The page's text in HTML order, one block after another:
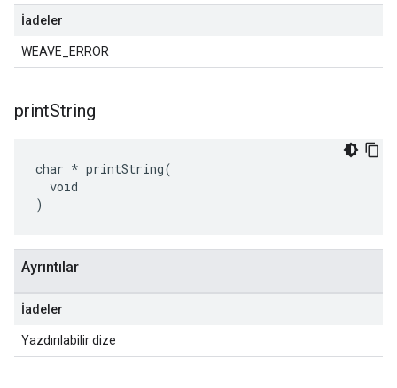
İadeler
WEAVE_ERROR
printString
char * printString(
  void
)
Ayrıntılar
İadeler
Yazdırılabilir dize